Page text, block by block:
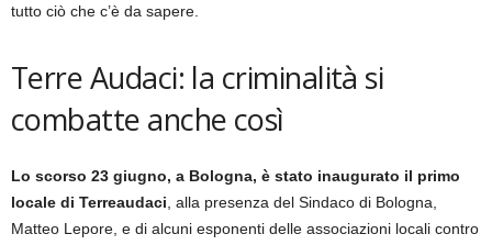
tutto ciò che c’è da sapere.
Terre Audaci: la criminalità si
combatte anche così
Lo scorso 23 giugno, a Bologna, è stato inaugurato il primo
locale di Terreaudaci, alla presenza del Sindaco di Bologna,
Matteo Lepore, e di alcuni esponenti delle associazioni locali contro